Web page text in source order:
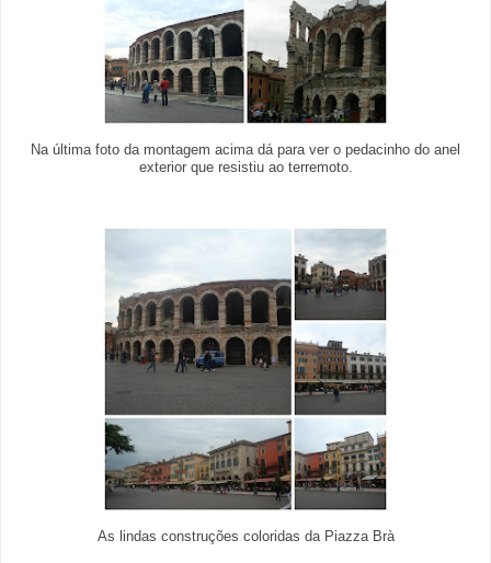
Na última foto da montagem acima dá para ver o pedacinho do anel
exterior que resistiu ao terremoto.
As lindas construções coloridas da Piazza Brà